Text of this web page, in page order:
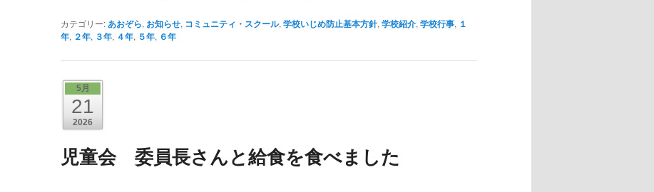
カテゴリー:あおぞら, お知らせ, コミュニティ・スクール,学校いじめ防止基本方針,学校紹介,学校行事, １
年, ２年, ３年, ４年, ５年, ６年
5月
21
2026
児童会 委員長さんと給食を食べました